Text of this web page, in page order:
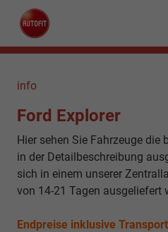
info
Ford Explorer
Hier sehen Sie Fahrzeuge die
in der Detailbeschreibung
sich in einem unserer
von 14-21 Tagen ausgeliefert
Endpreise inklusive